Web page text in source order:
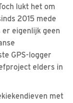
lukt het om
2015 mede
er eigenlijk geen
GPS-logger
elders in
met